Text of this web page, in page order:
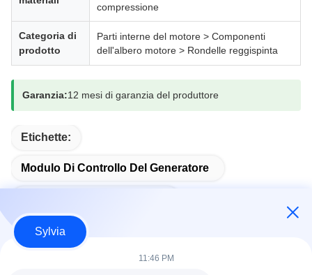
compressione
Categoria di
prodotto
Parti interne del motore > Componenti
dell'albero motore > Rondelle reggispinta
Garanzia:12 mesi di garanzia del produttore
Etichette:
Modulo Di Controllo Del Generatore
Sylvia
11:46 PM